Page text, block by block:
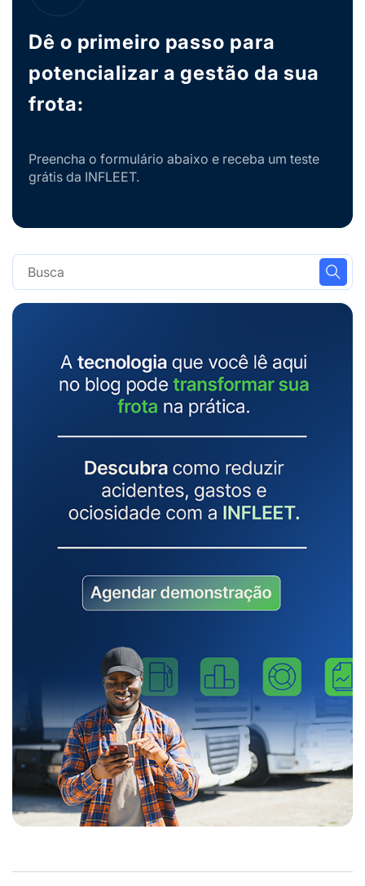
Dê o primeiro passo para
potencializar a gestão da sua
frota:
Preencha o formulário abaixo e receba um teste
grátis da INFLEET.